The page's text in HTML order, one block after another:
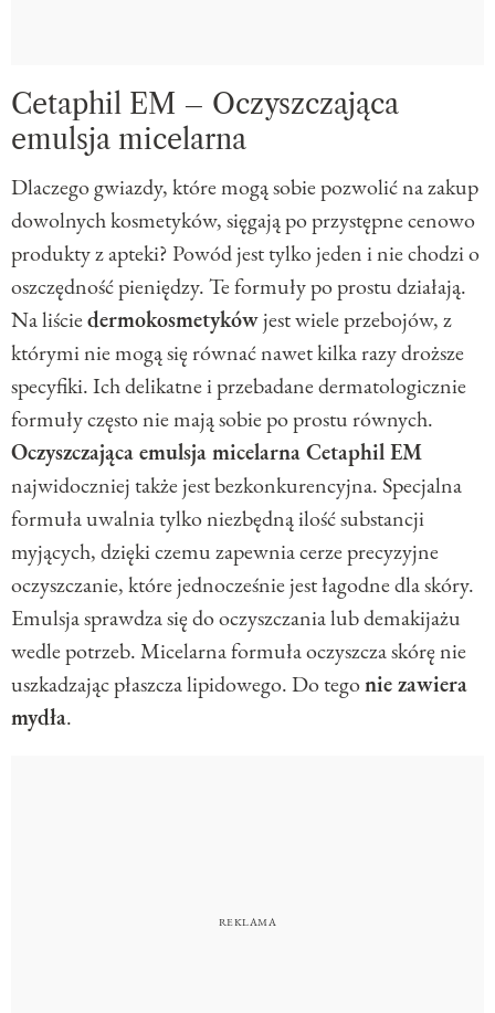
Cetaphil EM – Oczyszczająca
emulsja micelarna
Dlaczego gwiazdy, które mogą sobie pozwolić na zakup
dowolnych kosmetyków, sięgają po przystępne cenowo
produkty z apteki? Powód jest tylko jeden i nie chodzi o
oszczędność pieniędzy. Te formuły po prostu działają.
Na liściedermokosmetykówjest wiele przebojów, z
którymi nie mogą się równać nawet kilka razy droższe
specyfiki. Ich delikatne i przebadane dermatologicznie
formuły często nie mają sobie po prostu równych.
Oczyszczająca emulsja micelarna Cetaphil EM
najwidoczniej także jest bezkonkurencyjna. Specjalna
formuła uwalnia tylko niezbędną ilość substancji
myjących, dzięki czemu zapewnia cerze precyzyjne
oczyszczanie, które jednocześnie jest łagodne dla skóry.
Emulsja sprawdza się do oczyszczania lub demakijażu
wedle potrzeb. Micelarna formuła oczyszcza skórę nie
uszkadzając płaszcza lipidowego. Do tegonie zawiera
mydła.